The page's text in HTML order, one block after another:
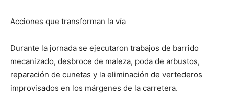
Acciones que transforman la vía
Durante la jornada se ejecutaron trabajos de barrido
mecanizado, desbroce de maleza, poda de arbustos,
reparación de cunetas y la eliminación de vertederos
improvisados en los márgenes de la carretera.